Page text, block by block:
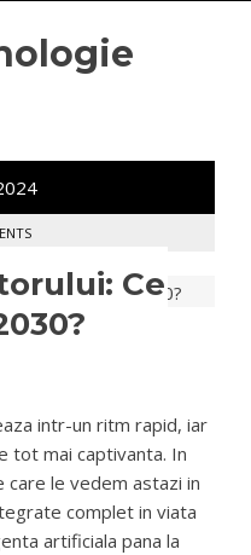
Ce
intr-un ritm rapid, iar
tot mai captivanta. In
le vedem astazi in
complet in viata
artificiala pana la